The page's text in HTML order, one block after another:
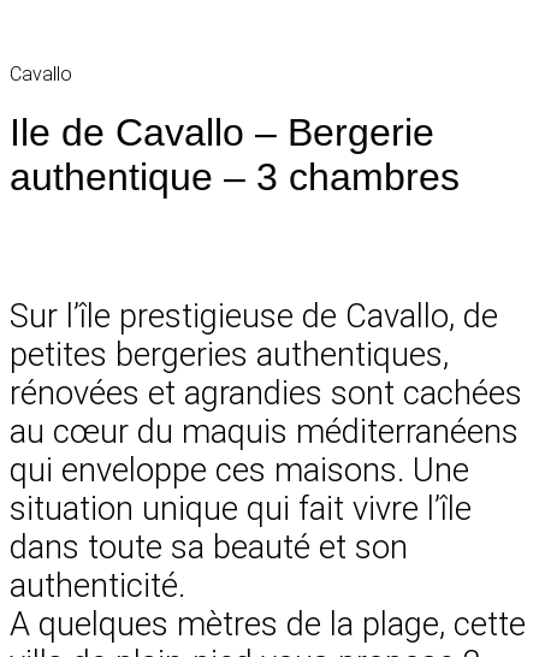
Cavallo
Ile de Cavallo – Bergerie
authentique – 3 chambres
Sur l’île prestigieuse de Cavallo, de
petites bergeries authentiques,
rénovées et agrandies sont cachées
au cœur du maquis méditerranéens
qui enveloppe ces maisons. Une
situation unique qui fait vivre l’île
dans toute sa beauté et son
authenticité.
A quelques mètres de la plage, cette